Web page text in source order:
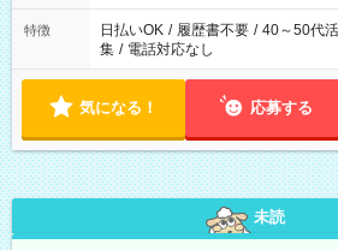
特徴 日払いOK / 履歴書不要 / 40～50代
集 / 電話対応なし
気になる！ 応募する
未読